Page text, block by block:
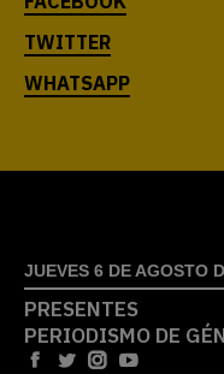
JUEVES 6 DE AGOSTO
PRESENTES
PERIODISMO DE